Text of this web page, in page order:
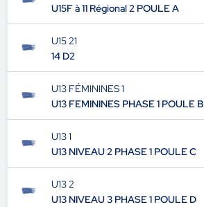
U15F à 11 Régional 2 POULE A
U15 21
14 D2
U13 FÉMININES 1
U13 FEMININES PHASE 1 POULE B
U13 1
U13 NIVEAU 2 PHASE 1 POULE C
U13 2
U13 NIVEAU 3 PHASE 1 POULE D